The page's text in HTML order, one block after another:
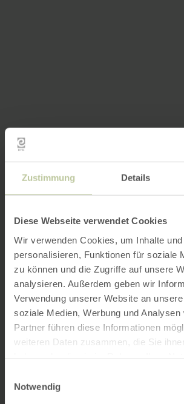
Zustimmung Details
Diese Webseite verwendet Cookies
Wir verwenden Cookies, um Inhalte
personalisieren, Funktionen für soziale
zu können und die Zugriffe auf unsere
analysieren. Außerdem geben wir
Verwendung unserer Website an
soziale Medien, Werbung und Analysen
Partner führen diese Informationen
weiteren Daten zusammen, die Sie
Notwendig